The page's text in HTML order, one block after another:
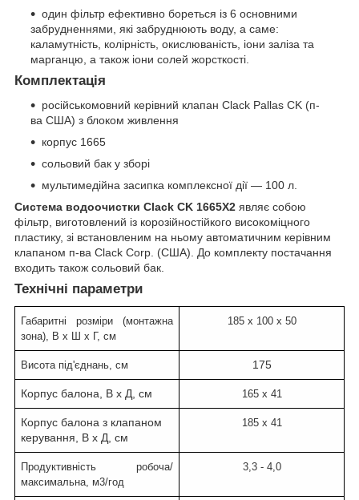
один фільтр ефективно бореться із 6 основними
забрудненнями, які забруднюють воду, а саме:
каламутність, колірність, окислюваність, іони заліза та
марганцю, а також іони солей жорсткості.
Комплектація
російськомовний керівний клапан Clack Pallas CK (п-
ва США) з блоком живлення
корпус 1665
сольовий бак у зборі
мультимедійна засипка комплексної дії — 100 л.
Система водоочистки Clack CK 1665X2 являє собою
фільтр, виготовлений із корозійностійкого високоміцного
пластику, зі встановленим на ньому автоматичним керівним
клапаном п-ва Clack Corp. (США). До комплекту постачання
входить також сольовий бак.
Технічні параметри
Габаритні розміри (монтажна
зона), В х Ш х Г, см
185 х 100 х 50
Висота під'єднань, см 175
Корпус балона, В х Д , см 165 х 41
Корпус балона з клапаном
керування, В х Д, см
185 х 41
Продуктивність робоча/
максимальна, м3/год
3,3 - 4,0